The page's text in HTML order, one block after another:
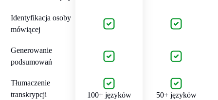
Identyfikacja osoby
mówiącej
Generowanie
podsumowań
Tłumaczenie
transkrypcji
100+ języków 50+ języków